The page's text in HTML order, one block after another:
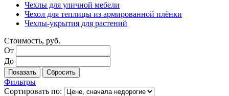
Чехлы для уличной мебели
Чехол для теплицы из армированной плёнки
Чехлы-укрытия для растений
Стоимость, руб.
От
До
Фильтры
Сортировать по: